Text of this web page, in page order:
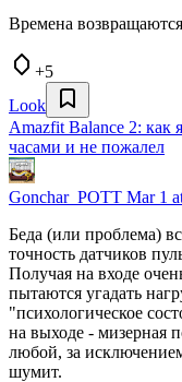
Времена
+5
Look
Amazfit Balance 2: как
часами и не пожалел
Gonchar_POTT Mar 1
Беда (или проблема)
точность датчиков
Получая на входе
пытаются угадать
"психологическое
на выходе - мизерная
любой, за
шумит.